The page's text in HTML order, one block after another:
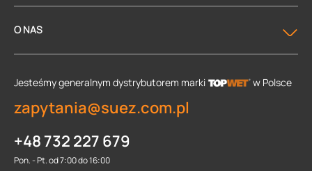
O NAS
Jesteśmy generalnym dystrybutorem marki w Polsce
zapytania@suez.com.pl
+48 732 227 679
Pon. - Pt. od 7:00 do 16:00